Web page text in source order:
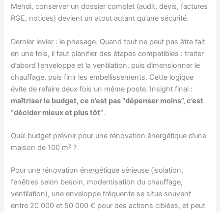
Mehdi, conserver un dossier complet (audit, devis, factures
RGE, notices) devient un atout autant qu’une sécurité.
Dernier levier : le phasage. Quand tout ne peut pas être fait
en une fois, il faut planifier des étapes compatibles : traiter
d’abord l’enveloppe et la ventilation, puis dimensionner le
chauffage, puis finir les embellissements. Cette logique
évite de refaire deux fois un même poste. Insight final :
maîtriser le budget, ce n’est pas “dépenser moins”, c’est
“décider mieux et plus tôt”.
Quel budget prévoir pour une rénovation énergétique d’une
maison de 100 m² ?
Pour une rénovation énergétique sérieuse (isolation,
fenêtres selon besoin, modernisation du chauffage,
ventilation), une enveloppe fréquente se situe souvent
entre 20 000 et 50 000 € pour des actions ciblées, et peut